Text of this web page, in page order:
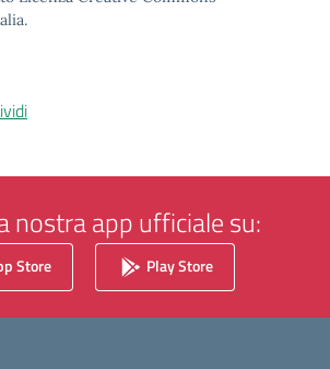
nostra app ufficiale su:
Store Play Store